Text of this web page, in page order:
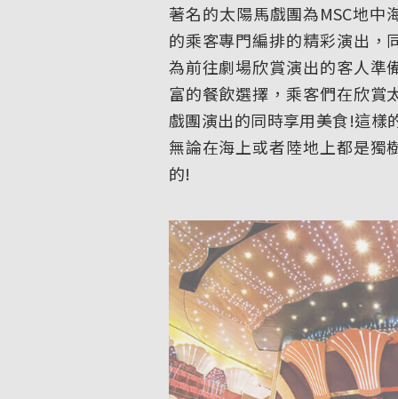
著名的太陽馬戲團為MSC地中
的乘客專門編排的精彩演出，
為前往劇場欣賞演出的客人準
富的餐飲選擇，乘客們在欣賞
戲團演出的同時享用美食!這樣
無論在海上或者陸地上都是獨
的!